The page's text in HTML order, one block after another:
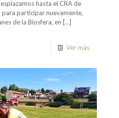
hasta el CRA de
para participar nuevamente,
de la Biosfera, en […]
Ver más